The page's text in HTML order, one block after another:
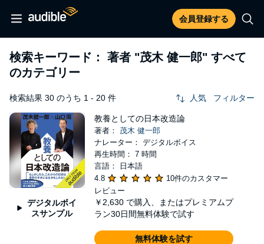
会員登録する
検索キーワード： 著者 "茂木 健一郎" すべて
のカテゴリー
検索結果 30 のうち 1 - 20 件 人気 フィルター
デジタルボイ
スサンプル
教養としての日本改造論
著者： 茂木 健一郎
ナレーター： デジタルボイス
再生時間： 7 時間
言語： 日本語
4.8
10件のカスタマー
レビュー
￥2,630 で購入、またはプレミアムプ
ラン30日間無料体験で試す
無料体験を試す